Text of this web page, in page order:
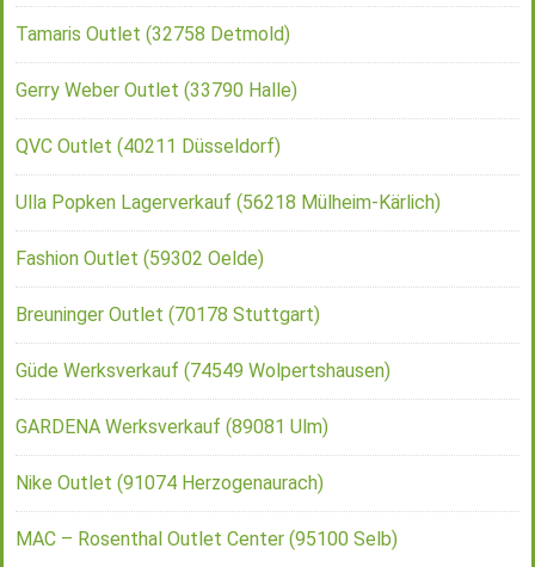
Tamaris Outlet (32758 Detmold)
Gerry Weber Outlet (33790 Halle)
QVC Outlet (40211 Düsseldorf)
Ulla Popken Lagerverkauf (56218 Mülheim-Kärlich)
Fashion Outlet (59302 Oelde)
Breuninger Outlet (70178 Stuttgart)
Güde Werksverkauf (74549 Wolpertshausen)
GARDENA Werksverkauf (89081 Ulm)
Nike Outlet (91074 Herzogenaurach)
MAC – Rosenthal Outlet Center (95100 Selb)